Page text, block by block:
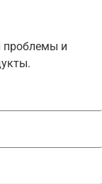
проблемы и